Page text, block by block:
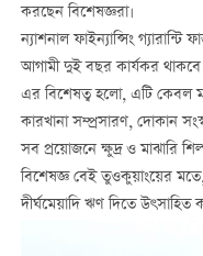
করছেন বিশেষজ্ঞরা।
ন্যাশনাল ফাইন্যান্সিং গ্যারান্টি
আগামী দুই বছর কার্যকর
এর বিশেষত্ব হলো, এটি কেবল
কারখানা সম্প্রসারণ, দোকান
সব প্রয়োজনে ক্ষুদ্র ও মাঝারি
বিশেষজ্ঞ বেই তুওকুয়াংয়ের
দীর্ঘমেয়াদি ঋণ দিতে উৎসাহিত